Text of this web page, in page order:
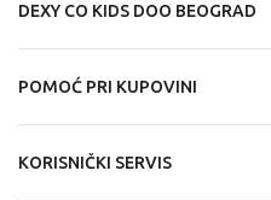
DEXY CO KIDS DOO BEOGRAD
POMOĆ PRI KUPOVINI
KORISNIČKI SERVIS